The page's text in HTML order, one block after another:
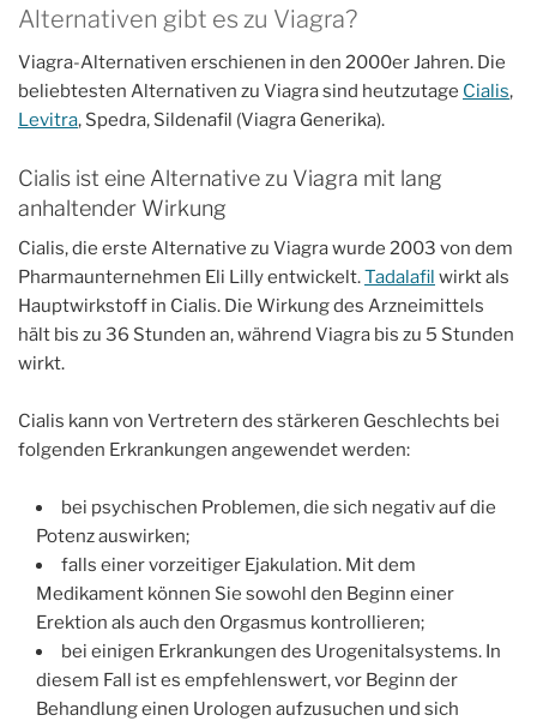
Alternativen gibt es zu Viagra?
Viagra-Alternativen erschienen in den 2000er Jahren. Die
beliebtesten Alternativen zu Viagra sind heutzutage Cialis,
Levitra, Spedra, Sildenafil (Viagra Generika).
Cialis ist eine Alternative zu Viagra mit lang
anhaltender Wirkung
Cialis, die erste Alternative zu Viagra wurde 2003 von dem
Pharmaunternehmen Eli Lilly entwickelt.Tadalafil wirkt als
Hauptwirkstoff in Cialis. Die Wirkung des Arzneimittels
hält bis zu 36 Stunden an, während Viagra bis zu 5 Stunden
wirkt.
Cialis kann von Vertretern des stärkeren Geschlechts bei
folgenden Erkrankungen angewendet werden:
bei psychischen Problemen, die sich negativ auf die
Potenz auswirken;
falls einer vorzeitiger Ejakulation. Mit dem
Medikament können Sie sowohl den Beginn einer
Erektion als auch den Orgasmus kontrollieren;
bei einigen Erkrankungen des Urogenitalsystems. In
diesem Fall ist es empfehlenswert, vor Beginn der
Behandlung einen Urologen aufzusuchen und sich